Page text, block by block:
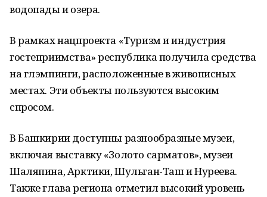
водопады и озера.
В рамках нацпроекта «Туризм и индустрия
гостеприимства» республика получила средства
на глэмпинги, расположенные в живописных
местах. Эти объекты пользуются высоким
спросом.
В Башкирии доступны разнообразные музеи,
включая выставку «Золото сарматов», музеи
Шаляпина, Арктики, Шульган-Таш и Нуреева.
Также глава региона отметил высокий уровень